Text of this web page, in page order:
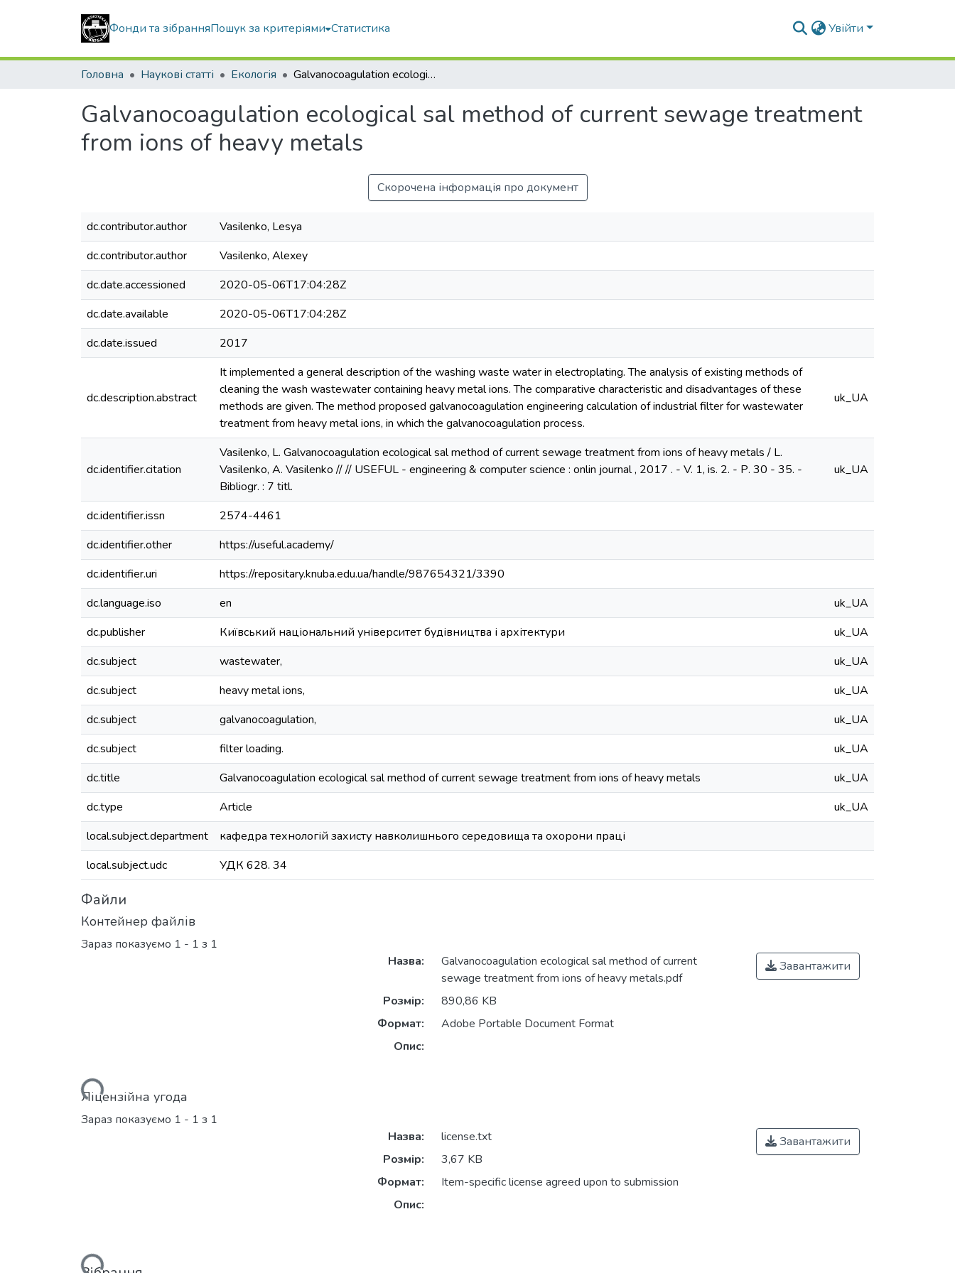
Фонди та зібранняПошук за критеріями Статистика Увійти
Головна Наукові статті Екологія Galvanocoagulation ecological sal method of current sewage treatment from ions of heavy metals
Galvanocoagulation ecological sal method of current sewage treatment
from ions of heavy metals
Скорочена інформація про документ
dc.contributor.author
Vasilenko, Lesya
dc.contributor.author
Vasilenko, Alexey
dc.date.accessioned
2020-05-06T17:04:28Z
dc.date.available
2020-05-06T17:04:28Z
dc.date.issued
2017
dc.description.abstract
It implemented a general description of the washing waste water in electroplating. The analysis of existing methods of
cleaning the wash wastewater containing heavy metal ions. The comparative characteristic and disadvantages of these
methods are given. The method proposed galvanocoagulation engineering calculation of industrial filter for wastewater
treatment from heavy metal ions, in which the galvanocoagulation process.
uk_UA
dc.identifier.citation
Vasilenko, L. Galvanocoagulation ecological sal method of current sewage treatment from ions of heavy metals / L.
Vasilenko, А. Vasilenko // // USEFUL - engineering & computer science : onlin journal , 2017 . - V. 1, is. 2. - Р. 30 - 35. -
Bibliogr. : 7 titl.
uk_UA
dc.identifier.issn
2574-4461
dc.identifier.other
https://useful.academy/
dc.identifier.uri
https://repositary.knuba.edu.ua/handle/987654321/3390
dc.language.iso
en
uk_UA
dc.publisher
Київський національний університет будівництва і архітектури
uk_UA
dc.subject
wastewater,
uk_UA
dc.subject
heavy metal ions,
uk_UA
dc.subject
galvanocoagulation,
uk_UA
dc.subject
filter loading.
uk_UA
dc.title
Galvanocoagulation ecological sal method of current sewage treatment from ions of heavy metals
uk_UA
dc.type
Article
uk_UA
local.subject.department
кафедра технологій захисту навколишнього середовища та охорони праці
local.subject.udc
УДК 628. 34
Файли
Контейнер файлів
Зараз показуємо 1 - 1 з 1
Вантажиться...
Назва:
Galvanocoagulation ecological sal method of current
sewage treatment from ions of heavy metals.pdf
Розмір:
890,86 KB
Формат:
Adobe Portable Document Format
Опис:
Завантажити
Ліцензійна угода
Зараз показуємо 1 - 1 з 1
Вантажиться...
Назва:
license.txt
Розмір:
3,67 KB
Формат:
Item-specific license agreed upon to submission
Опис:
Завантажити